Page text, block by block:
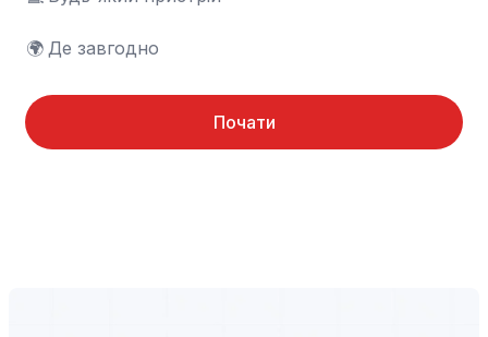
🌍	Де завгодно
Почати